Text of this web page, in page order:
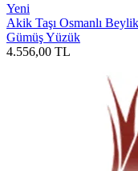
Yeni
Akik Taşı Osmanlı
Gümüş Yüzük
4.556,00 TL